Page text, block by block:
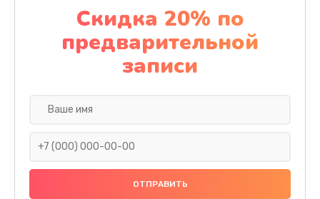
Чистка от пыли
1060 руб.
Заказать
Ремонт подсветки
Скидка 20% по
предварительной
записи